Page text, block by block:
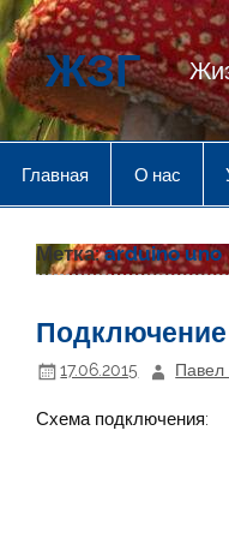
Перейти
к
содержимому
ЖЗГ
Главная О нас
Метка:arduino uno
17.06.2015 Павел
Схема подключения: